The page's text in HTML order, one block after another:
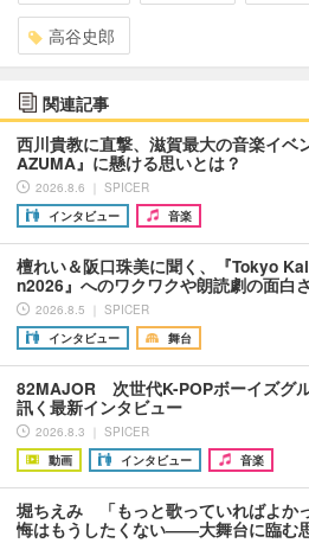
高谷史郎
関連記事
西川貴教に直撃、滋賀最大の音楽イベ
AZUMA』に懸ける思いとは？
2026.8.6 ｜ SPICER
インタビュー
音楽
檀れい＆阪口珠美に聞く、『Tokyo
n2026』へのワクワクや朗読劇の面白さ
2026.8.5 ｜ SPICER
インタビュー
舞台
82MAJOR 次世代K-POPボーイズグ
訊く最新インタビュー
2026.8.3 ｜ SPICER
動画
インタビュー 音楽
堀ちえみ 「もっと歌っていればよか
悔はもうしたくない――大舞台に臨む